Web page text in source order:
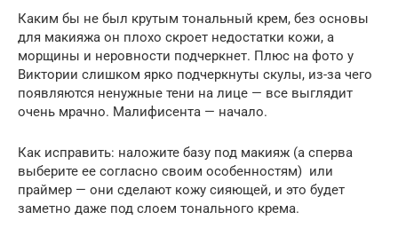
Каким бы не был крутым тональный крем, без основы
для макияжа он плохо скроет недостатки кожи, а
морщины и неровности подчеркнет. Плюс на фото у
Виктории слишком ярко подчеркнуты скулы, из-за чего
появляются ненужные тени на лице — все выглядит
очень мрачно. Малифисента — начало.
Как исправить: наложите базу под макияж (а сперва
выберите ее согласно своим особенностям) или
праймер — они сделают кожу сияющей, и это будет
заметно даже под слоем тонального крема.